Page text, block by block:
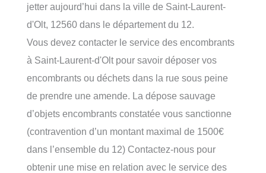
jetter aujourd’hui dans la ville de Saint-Laurent-
d'Olt, 12560 dans le département du 12.
Vous devez contacter le service des encombrants
à Saint-Laurent-d'Olt pour savoir déposer vos
encombrants ou déchets dans la rue sous peine
de prendre une amende. La dépose sauvage
d’objets encombrants constatée vous sanctionne
(contravention d’un montant maximal de 1500€
dans l’ensemble du 12) Contactez-nous pour
obtenir une mise en relation avec le service des